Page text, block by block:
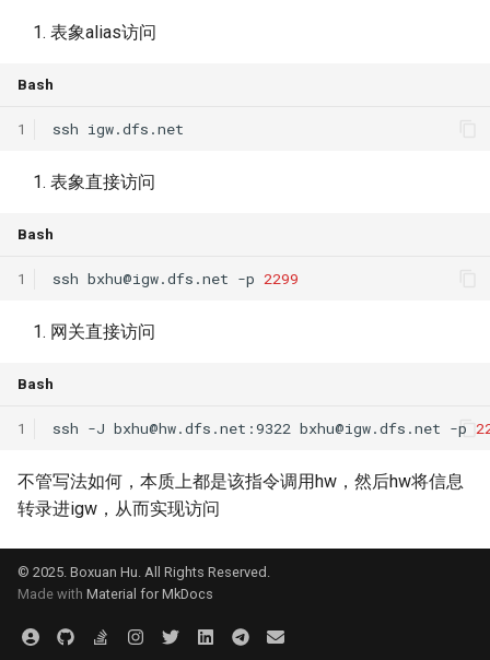
表象alias访问
Bash
1 ssh
表象直接访问
Bash
1 ssh bxhu@igw.dfs.net -p 2299
网关直接访问
Bash
1 ssh -J bxhu@hw.dfs.net :9322 bxhu@igw.dfs.net -p
不管写法如何，本质上都是该指令调用hw，然后hw将信息
转录进igw，从而实现访问
© 2025. Boxuan Hu. All Rights Reserved.
Made with Material for MkDocs